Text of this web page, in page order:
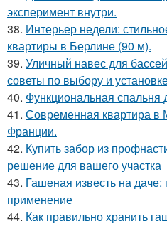
эксперимент внутри.
38. Интерьер недели:
квартиры в Берлине (90 м).
39. Уличный навес для
советы по выбору и
40. Функциональная спальня
41. Современная квартира в
Франции.
42. Купить забор из
решение для вашего участка
43. Гашеная известь на
применение
44. Как правильно хранить